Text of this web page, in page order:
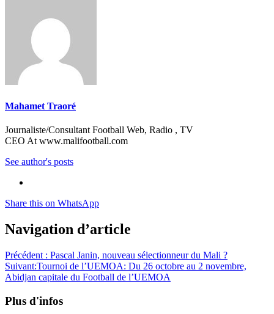
Mahamet Traoré
Journaliste/Consultant Football Web, Radio , TV
CEO At www.malifootball.com
See author's posts
Share this on WhatsApp
Navigation d’article
Précédent : Pascal Janin, nouveau sélectionneur du Mali ?
Suivant:Tournoi de l’UEMOA: Du 26 octobre au 2 novembre,
Abidjan capitale du Football de l’UEMOA
Plus d'infos